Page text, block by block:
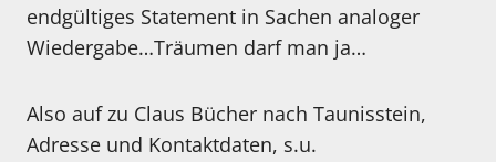
endgültiges Statement in Sachen analoger
Wiedergabe…Träumen darf man ja…
Also auf zu Claus Bücher nach Taunisstein,
Adresse und Kontaktdaten, s.u.